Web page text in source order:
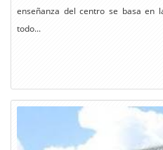
enseñanza del centro se basa en
todo...